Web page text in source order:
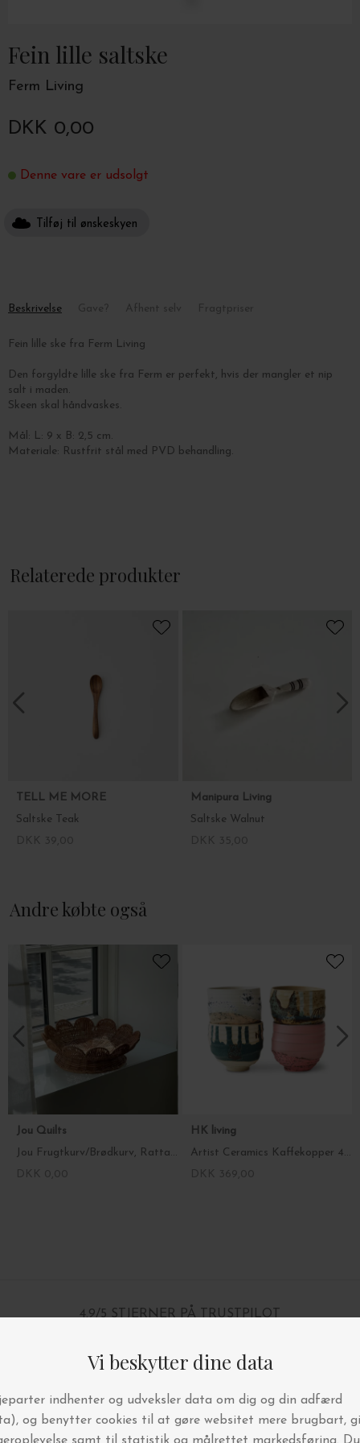
Fein lille saltske
Ferm Living
DKK 0,00
Denne vare er udsolgt
Tilføj til ønskeskyen
Beskrivelse
Fein lille ske fra Ferm Living
Den forgyldte lille ske fra Ferm er perfekt, hvis der mangler et nip
salt i maden.
Skeen skal håndvaskes.
Mål: L: 9 x B: 2,5 cm.
Materiale: Rustfrit stål med PVD behandling.
Relaterede produkter
TELL ME MORE
Saltske Teak
Manipura Living
Saltske Walnut
Andre købte også
Jou Quilts
Jou Frugtkurv/Brødkurv, Rattan Ø:30*10
HK living
Artist Ceramics Kaffekopper 4 stk.
4.9/5 STJERNER PÅ TRUSTPILOT